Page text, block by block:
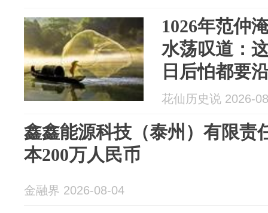
1026年范仲
水荡叹道：
日后怕都要
花仙历史说 2026-
鑫鑫能源科技（泰州）有限责
本200万人民币
金融界 2026-08-04